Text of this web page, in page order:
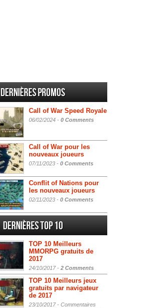
Dernières promos
Call of War Speed Royale
06/02/2024 - 0 Comments
Call of War pour les
nouveaux joueurs
07/11/2023 - 0 Comments
Conflit of Nations pour
les nouveaux joueurs
02/11/2023 - 0 Comments
Dernières Top 10
TOP 10 Meilleurs
MMORPG gratuits de
2017
24/10/2017 - 2 Comments
TOP 10 Meilleurs jeux
gratuits par navigateur
de 2017
23/10/2017 - Commentaires